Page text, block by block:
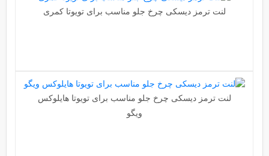
لنت ترمز دیسکی چرخ جلو مناسب برای تویوتا کمری
لنت ترمز دیسکی چرخ جلو مناسب برای تویوتا هایلوکس
ویگو